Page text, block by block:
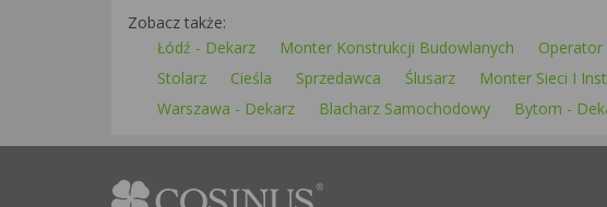
Zobacz także:
Łódź - Dekarz
Monter Konstrukcji Budowlanych Operator
Stolarz
Cieśla Sprzedawca Ślusarz Monter Sieci I
Warszawa - Dekarz
Blacharz Samochodowy Bytom -